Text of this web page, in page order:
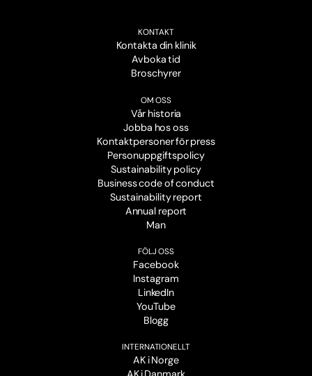
KONTAKT
Kontakta din klinik
Avboka tid
Broschyrer
OM OSS
Vår historia
Jobba hos oss
Kontaktpersoner för press
Personuppgiftspolicy
Sustainability policy
Business code of conduct
Sustainability report
Annual report
Man
FÖLJ OSS
Facebook
Instagram
LinkedIn
YouTube
Blogg
INTERNATIONELLT
AK i Norge